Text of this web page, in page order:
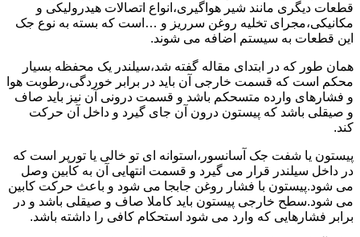
قطعات دیگری مانند شیر هواگیری،انواع اتصالات هیدرولیکی و
مکانیکی،مجرای تخلیه روغن سرریز و …است که بسته به نوع جک
این قطعات به سیستم اضافه می شوند.
همان طور که در ابتدای مقاله گفته شد،سیلندر یک محفظه بسیار
محکم است که قسمت خارجی آن باید در برابر خوردگی،رطوبت هوا
و فشارهای وارده متسحکم باشد و قسمت درونی آن نیز باید صاف
و صیقلی باشد که پیستون درون آن جای گیرد و داخل آن حرکت
کند.
پیستون یا شفت جک آسانسور،استوانه ای تو خالی یا تورپر است که
در داخل سیلندر قرار می گیرد و قسمت انتهایی آن به کابین وصل
می شود.پیستون با فشار روغن جابجا می شود و باعث حرکت کابین
می شود.سطح خارجی پیستون باید کاملا صاف و صیقلی باشد و در
برابر فشارهایی که وارد می شود استحکام کافی را داشته باشد.